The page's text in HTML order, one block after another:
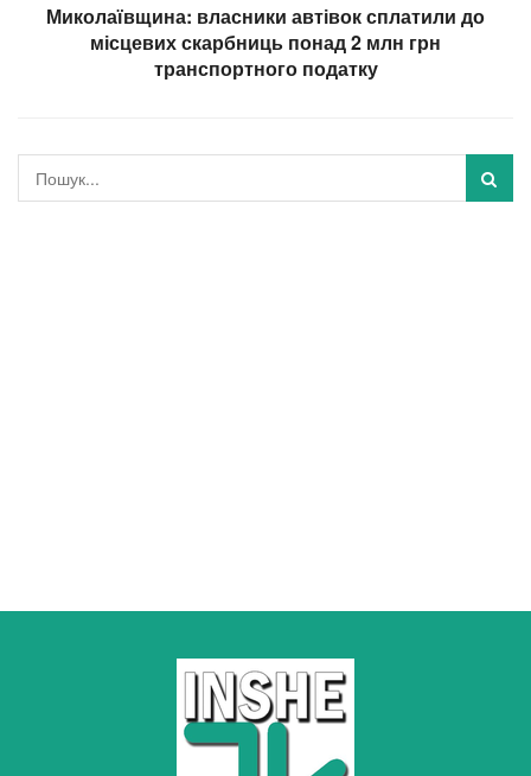
Миколаївщина: власники автівок сплатили до
місцевих скарбниць понад 2 млн грн
транспортного податку